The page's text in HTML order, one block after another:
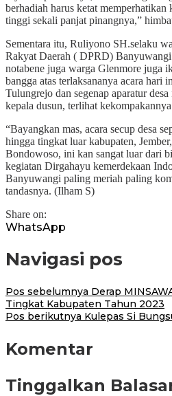
berhadiah harus ketat memperhatikan
tinggi sekali panjat pinangnya,”
Sementara itu, Ruliyono SH.selaku
Rakyat Daerah ( DPRD)
notabene juga warga Glenmore juga
bangga atas terlaksananya acara hari
Tulungrejo dan segenap aparatur
kepala dusun, terlihat
“Bayangkan mas, acara secup desa
hingga tingkat luar kabupaten,
Bondowoso, ini kan sangat luar dari
kegiatan Dirgahayu kemerdekaan
Banyuwangi paling meriah paling
tandasnya. (Ilham S)
Share on:
WhatsApp
Navigasi pos
Pos sebelumnya Derap
Tingkat Kabupaten Tahun 2023
Pos berikutnya Kulepas Si
Komentar
Tinggalkan